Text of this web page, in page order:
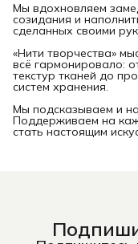
Мы вдохновляем
созидания и
сделанных своими
«Нити творчества»
всё гармонировало:
текстур тканей до
систем хранения.
Мы подсказываем и
Поддерживаем на
стать настоящим